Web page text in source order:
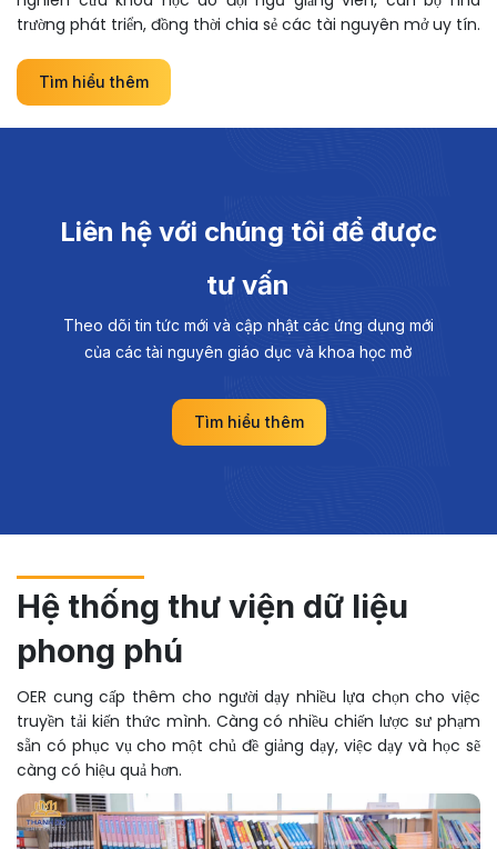
trường phát triển, đồng thời chia sẻ các tài nguyên mở uy tín.
Tìm hiểu thêm
Liên hệ với chúng tôi để được
tư vấn
Theo dõi tin tức mới và cập nhật các ứng dụng mới
của các tài nguyên giáo dục và khoa học mở
Tìm hiểu thêm
Hệ thống thư viện dữ liệu
phong phú
OER cung cấp thêm cho người dạy nhiều lựa chọn cho việc
truyền tải kiến thức mình. Càng có nhiều chiến lược sư phạm
sẵn có phục vụ cho một chủ đề giảng dạy, việc dạy và học sẽ
càng có hiệu quả hơn.